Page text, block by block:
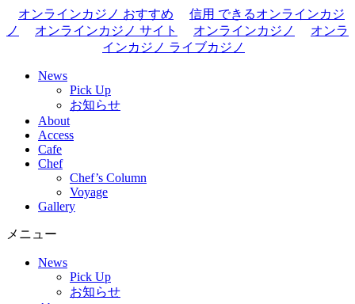
オンラインカジノ おすすめ
信用 できるオンラインカジ
ノ
オンラインカジノ サイト オンラインカジノ
オンラ
インカジノ ライブカジノ
News
Pick Up
お知らせ
About
Access
Cafe
Chef
Chef’s Column
Voyage
Gallery
メニュー
News
Pick Up
お知らせ